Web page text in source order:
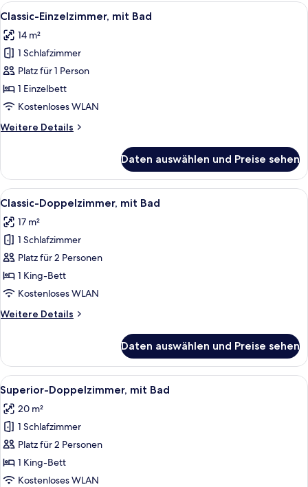
Alle
Fotos
für
Classic-
Einzelzimmer,
mit
Bad
Ein kleines Hotelzimmer mit Bett,
9
Classic-Einzelzimmer, mit Bad
14 m²
1 Schlafzimmer
Platz für 1 Person
1 Einzelbett
Kostenloses WLAN
Weitere Details
Weitere
Einzelzimmer,
mit
Bad
Daten auswählen und Preise sehen
Alle
Fotos
für
Classic-
Doppelzimmer,
mit
Bad
Ein Hotelzimmer mit zwei Betten,
11
Classic-Doppelzimmer, mit Bad
17 m²
1 Schlafzimmer
Platz für 2 Personen
1 King-Bett
Kostenloses WLAN
Weitere Details
Weitere
Doppelzimmer,
mit
Bad
Daten auswählen und Preise sehen
Alle
Fotos
für
Superior-
Doppelzimmer,
mit
Bad
Ein Hotelzimmer mit zwei Betten,
8
Superior-Doppelzimmer, mit Bad
20 m²
1 Schlafzimmer
Platz für 2 Personen
1 King-Bett
Kostenloses WLAN